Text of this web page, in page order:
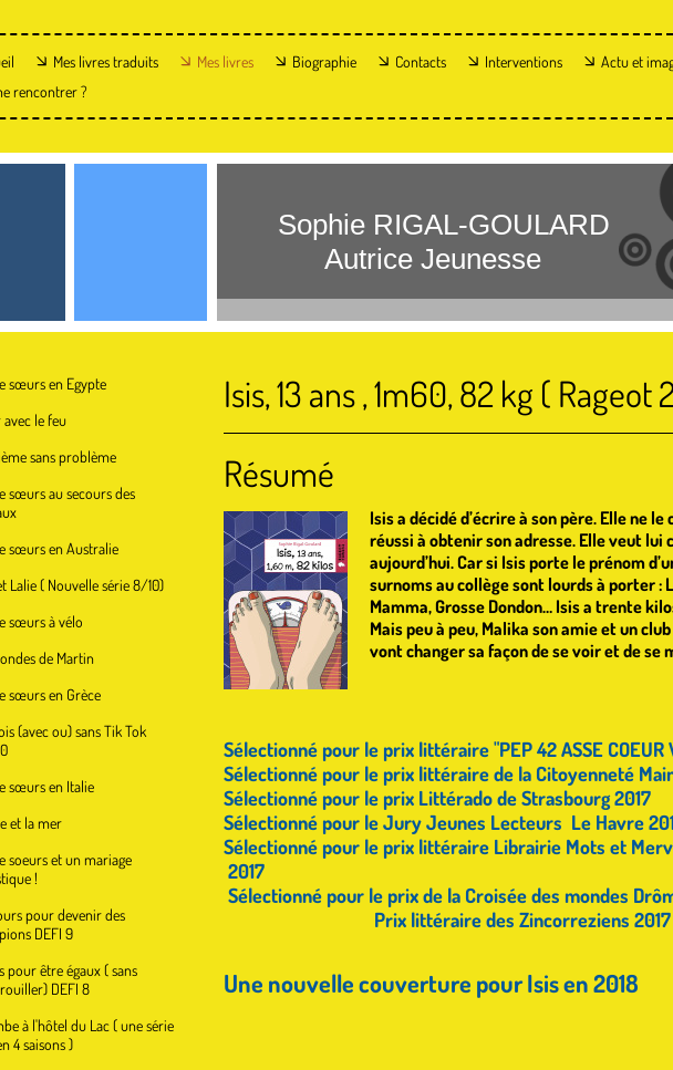
Mes livres traduits Mes livres Biographie Contacts Interventions
Actu et
rencontrer ?
Sophie RIGAL-GOULARD
Autrice Jeunesse
sœurs en Egypte
le feu
sans problème
sœurs au secours des
sœurs en Australie
Lalie ( Nouvelle série 8/10)
sœurs à vélo
de Martin
sœurs en Grèce
(avec ou) sans Tik Tok
sœurs en Italie
et la mer
soeurs et un mariage
!
pour devenir des
DEFI 9
pour être égaux ( sans
DEFI 8
à l'hôtel du Lac ( une série
4 saisons )
Isis, 13 ans , 1m60, 82 kg ( Rageot
Résumé
Isis a décidé d’écrire à son père. Elle ne
réussi à obtenir son adresse. Elle veut lui
aujourd’hui. Car si Isis porte le prénom
surnoms au collège sont lourds à porter :
Mamma, Grosse Dondon… Isis a trente
Mais peu à peu, Malika son amie et un
vont changer sa façon de se voir et de se
Sélectionné pour le prix littéraire "PEP 42 ASSE COEUR
Sélectionné pour le prix littéraire de la Citoyenneté
Sélectionné pour le prix Littérado de Strasbourg 2017
Sélectionné pour le Jury Jeunes Lecteurs Le Havre
Sélectionné pour le prix littéraire Librairie Mots et
2017
Sélectionné pour le prix de la Croisée des mondes
Prix littéraire des Zincorreziens
Une nouvelle couverture pour Isis en 2018